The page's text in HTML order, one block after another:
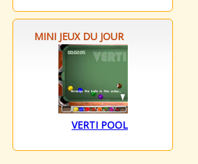
MINI JEUX DU JOUR
VERTI POOL